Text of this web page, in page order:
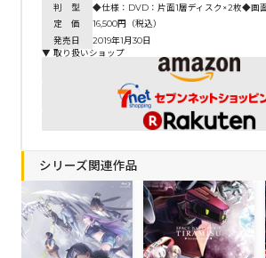
判 型
◆仕様：DVD：片面1層ディスク×2枚◆画
定 価
16,500円（税込）
発売日
2019年1月30日
▼ 取り扱いショップ
シリーズ関連作品